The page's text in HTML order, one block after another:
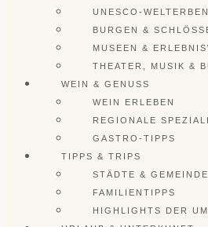
UNESCO-WELTERBEN
BURGEN &
MUSEEN &
THEATER, MUSIK &
WEIN & GENUSS
WEIN ERLEBEN
REGIONALE
GASTRO-TIPPS
TIPPS & TRIPS
STÄDTE &
FAMILIENTIPPS
HIGHLIGHTS DER